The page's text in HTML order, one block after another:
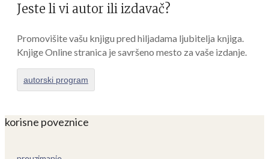
Jeste li vi autor ili izdavač?
Promovišite vašu knjigu pred hiljadama ljubitelja knjiga.
Knjige Online stranica je savršeno mesto za vaše izdanje.
autorski program
korisne poveznice